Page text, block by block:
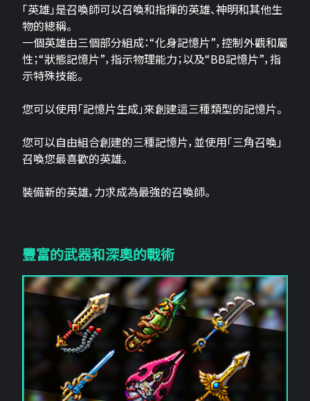
「英雄」是召喚師可以召喚和指揮的英雄、神明和其他生
物的總稱。
一個英雄由三個部分組成：“化身記憶片”，控制外觀和屬
性；“狀態記憶片”，指示物理能力；以及“BB記憶片”，指
示特殊技能。
您可以使用「記憶片生成」來創建這三​​種類型的記憶片。
您可以自由組合創建的三種記憶片，並使用「三角召喚」
召喚您最喜歡的英雄。
裝備新的英雄，力求成為最強的召喚師。
豐富的武器和深奧的戰術